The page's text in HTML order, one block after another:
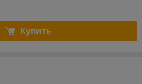
Купить